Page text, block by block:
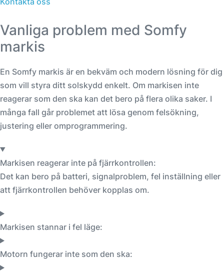
Vanliga problem med Somfy
markis
En Somfy markis är en bekväm och modern lösning för dig
som vill styra ditt solskydd enkelt. Om markisen inte
reagerar som den ska kan det bero på flera olika saker. I
många fall går problemet att lösa genom felsökning,
justering eller omprogrammering.
Markisen reagerar inte på fjärrkontrollen:
Det kan bero på batteri, signalproblem, fel inställning eller
att fjärrkontrollen behöver kopplas om.
Markisen stannar i fel läge:
Motorn fungerar inte som den ska: